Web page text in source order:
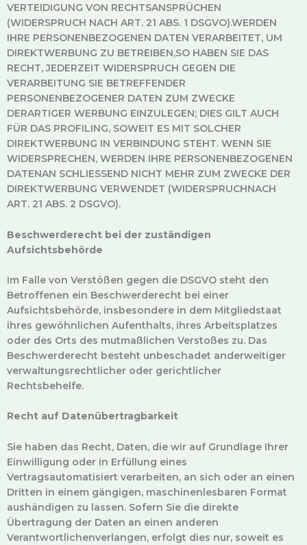
VERTEIDIGUNG VON RECHTSANSPRÜCHEN
(WIDERSPRUCH NACH ART. 21 ABS. 1 DSGVO).WERDEN
IHRE PERSONENBEZOGENEN DATEN VERARBEITET, UM
DIREKTWERBUNG ZU BETREIBEN,SO HABEN SIE DAS
RECHT, JEDERZEIT WIDERSPRUCH GEGEN DIE
VERARBEITUNG SIE BETREFFENDER
PERSONENBEZOGENER DATEN ZUM ZWECKE
DERARTIGER WERBUNG EINZULEGEN; DIES GILT AUCH
FÜR DAS PROFILING, SOWEIT ES MIT SOLCHER
DIREKTWERBUNG IN VERBINDUNG STEHT. WENN SIE
WIDERSPRECHEN, WERDEN IHRE PERSONENBEZOGENEN
DATENAN SCHLIESSEND NICHT MEHR ZUM ZWECKE DER
DIREKTWERBUNG VERWENDET (WIDERSPRUCHNACH
ART. 21 ABS. 2 DSGVO).
Beschwerderecht bei der zuständigen
Aufsichtsbehörde
Im Falle von Verstößen gegen die DSGVO steht den
Betroffenen ein Beschwerderecht bei einer
Aufsichtsbehörde, insbesondere in dem Mitgliedstaat
ihres gewöhnlichen Aufenthalts, ihres Arbeitsplatzes
oder des Orts des mutmaßlichen Verstoßes zu. Das
Beschwerderecht besteht unbeschadet anderweitiger
verwaltungsrechtlicher oder gerichtlicher
Rechtsbehelfe.
Recht auf Datenübertragbarkeit
Sie haben das Recht, Daten, die wir auf Grundlage Ihrer
Einwilligung oder in Erfüllung eines
Vertragsautomatisiert verarbeiten, an sich oder an einen
Dritten in einem gängigen, maschinenlesbaren Format
aushändigen zu lassen. Sofern Sie die direkte
Übertragung der Daten an einen anderen
Verantwortlichenverlangen, erfolgt dies nur, soweit es